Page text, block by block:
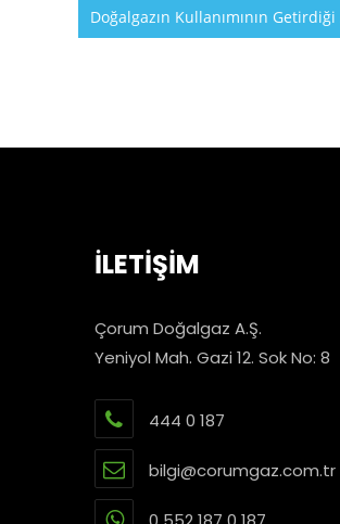
Doğalgazın Kullanımının
İLETİŞİM
Çorum Doğalgaz A.Ş.
Yeniyol Mah. Gazi 12. Sok No: 8
444 0 187
bilgi@corumgaz.com.tr